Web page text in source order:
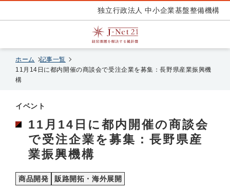
独立行政法人 中小企業基盤整備機構
ホーム
記事一覧
11月14日に都内開催の商談会で受注企業を募集：長野県産業振興機
構
イベント
11月14日に都内開催の商談会
で受注企業を募集：長野県産
業振興機構
商品開発 販路開拓・海外展開